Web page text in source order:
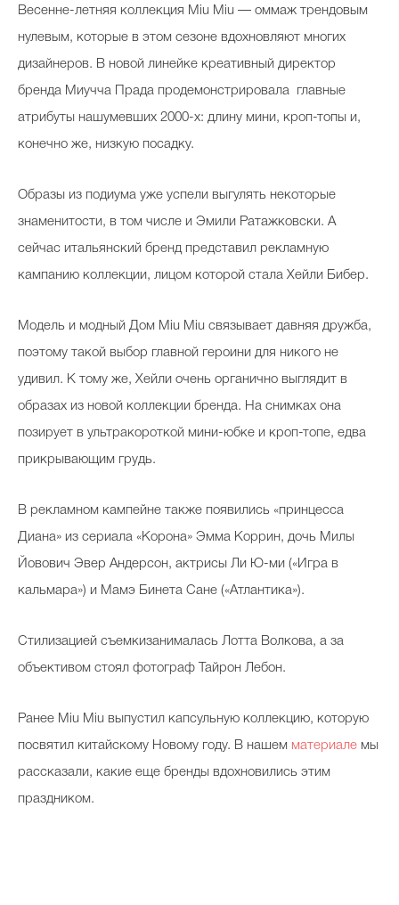
Весенне-летняя коллекция Miu Miu — оммаж трендовым
нулевым, которые в этом сезоне вдохновляют многих
дизайнеров. В новой линейке креативный директор
бренда Миучча Прада продемонстрировала главные
атрибуты нашумевших 2000-х: длину мини, кроп-топы и,
конечно же, низкую посадку.
Образы из подиума уже успели выгулять некоторые
знаменитости, в том числе и Эмили Ратажковски. А
сейчас итальянский бренд представил рекламную
кампанию коллекции, лицом которой стала Хейли Бибер.
Модель и модный Дом Miu Miu связывает давняя дружба,
поэтому такой выбор главной героини для никого не
удивил. К тому же, Хейли очень органично выглядит в
образах из новой коллекции бренда. На снимках она
позирует в ультракороткой мини-юбке и кроп-топе, едва
прикрывающим грудь.
В рекламном кампейне также появились «принцесса
Диана» из сериала «Корона» Эмма Коррин, дочь Милы
Йовович Эвер Андерсон, актрисы Ли Ю-ми («Игра в
кальмара») и Мамэ Бинета Сане («Атлантика»).
Стилизацией съемкизанималась Лотта Волкова, а за
объективом стоял фотограф Тайрон Лебон.
Ранее Miu Miu выпустил капсульную коллекцию, которую
посвятил китайскому Новому году. В нашем материале мы
рассказали, какие еще бренды вдохновились этим
праздником.